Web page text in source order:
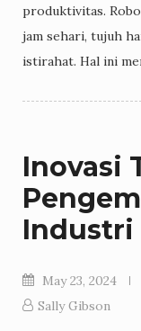
produktivitas.
jam sehari, tujuh
istirahat. Hal ini
Inovasi
Industri
May 23, 2024
Sally Gibson